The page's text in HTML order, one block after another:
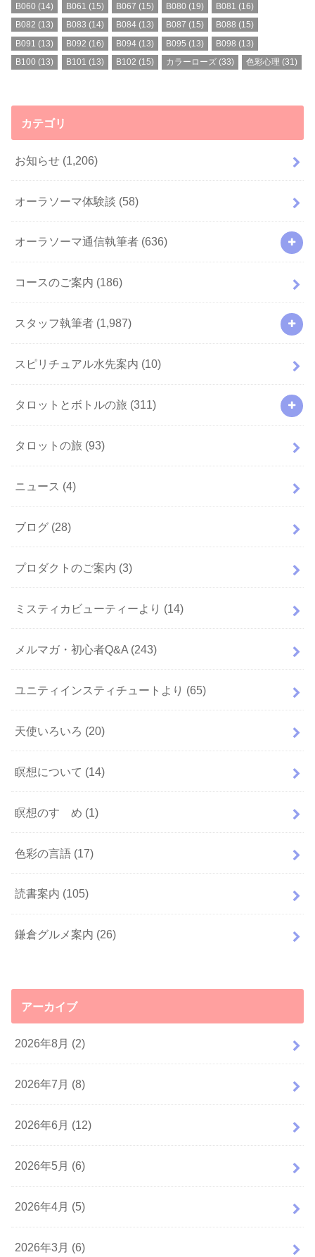
B060 (14) B061 (15) B067 (15) B080 (19) B081 (16)
B082 (13) B083 (14) B084(13) B087 (15) B088 (15)
B091 (13) B092 (16) B094(13) B095 (13) B098 (13)
B100 (13) B101 (13) B102 (15) カラーローズ (33) 色彩心理 (31)
カテゴリ
お知らせ (1,206)
オーラソーマ体験談 (58)
オーラソーマ通信執筆者 (636)
コースのご案内 (186)
スタッフ執筆者 (1,987)
スピリチュアル水先案内 (10)
タロットとボトルの旅 (311)
タロットの旅 (93)
ニュース (4)
ブログ (28)
プロダクトのご案内 (3)
ミスティカビューティーより (14)
メルマガ・初心者Q&A (243)
ユニティインスティチュートより (65)
天使いろいろ (20)
瞑想について (14)
瞑想のすゝめ (1)
色彩の言語 (17)
読書案内 (105)
鎌倉グルメ案内 (26)
アーカイブ
2026年8月 (2)
2026年7月 (8)
2026年6月 (12)
2026年5月 (6)
2026年4月 (5)
2026年3月 (6)